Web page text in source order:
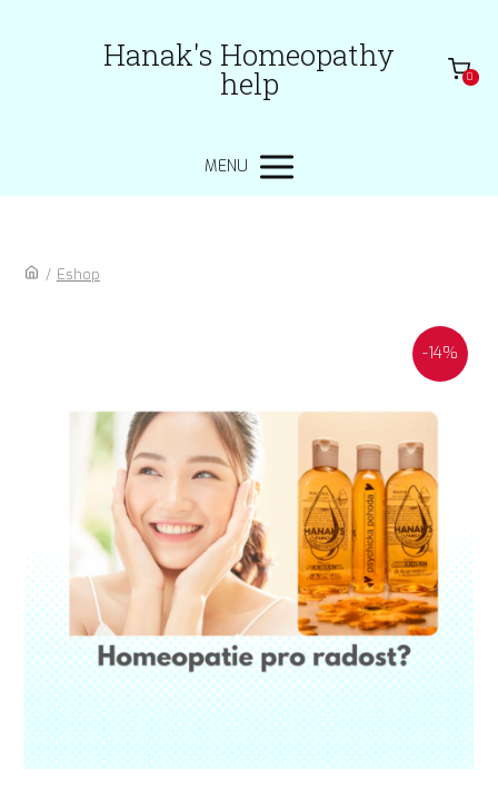
Hanak's Homeopathy
help 0
MENU
/ Eshop
-14%